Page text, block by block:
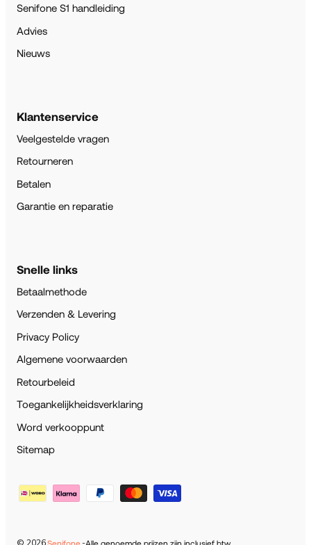
Senifone S1 handleiding
Advies
Nieuws
Klantenservice
Veelgestelde vragen
Retourneren
Betalen
Garantie en reparatie
Snelle links
Betaalmethode
Verzenden & Levering
Privacy Policy
Algemene voorwaarden
Retourbeleid
Toegankelijkheidsverklaring
Word verkooppunt
Sitemap
Senifone Alle genoemde prijzen zijn inclusief btw.